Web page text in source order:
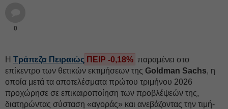
0
Η Τράπεζα Πειραιώς ΠΕΙΡ -0,18% παραμένει στο
επίκεντρο των θετικών εκτιμήσεων της Goldman Sachs, η
οποία μετά τα αποτελέσματα πρώτου τριμήνου 2026
προχώρησε σε επικαιροποίηση των προβλέψεών της,
διατηρώντας σύσταση «αγοράς» και ανεβάζοντας την τιμή-